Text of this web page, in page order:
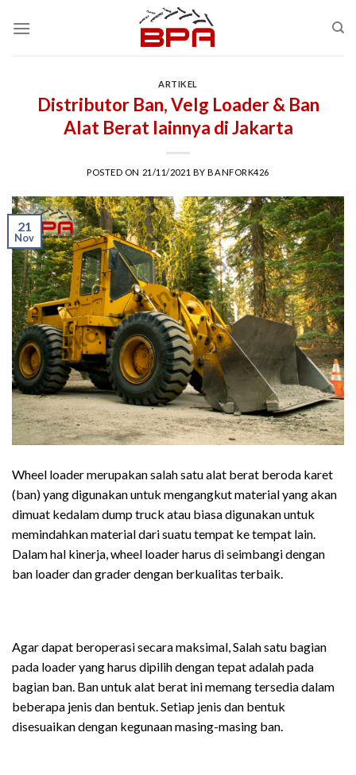
ARTIKEL
Distributor Ban, Velg Loader & Ban
Alat Berat lainnya di Jakarta
POSTED ON 21/11/2021 BYBANFORK426
21
Nov
Wheel loader merupakan salah satu alat berat beroda karet
(ban) yang digunakan untuk mengangkut material yang akan
dimuat kedalam dump truck atau biasa digunakan untuk
memindahkan material dari suatu tempat ke tempat lain.
Dalam hal kinerja, wheel loader harus di seimbangi dengan
ban loader dan grader dengan berkualitas terbaik.
Agar dapat beroperasi secara maksimal, Salah satu bagian
pada loader yang harus dipilih dengan tepat adalah pada
bagian ban. Ban untuk alat berat ini memang tersedia dalam
beberapa jenis dan bentuk. Setiap jenis dan bentuk
disesuaikan dengan kegunaan masing-masing ban.